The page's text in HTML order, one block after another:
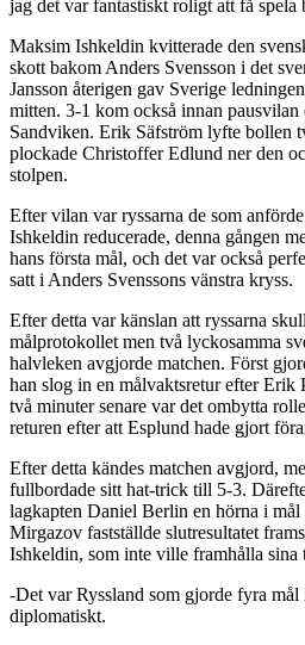
jag det var fantastiskt roligt att få spela
Maksim Ishkeldin kvitterade den
skott bakom Anders Svensson i det
Jansson återigen gav Sverige
mitten. 3-1 kom också innan pausvilan
Sandviken. Erik Säfström lyfte bollen
plockade Christoffer Edlund ner den
stolpen.
Efter vilan var ryssarna de som
Ishkeldin reducerade, denna gången
hans första mål, och det var också
satt i Anders Svenssons vänstra kryss.
Efter detta var känslan att ryssarna
målprotokollet men två lyckosamma
halvleken avgjorde matchen. Först
han slog in en målvaktsretur efter Erik
två minuter senare var det ombytta
returen efter att Esplund hade gjort
Efter detta kändes matchen avgjord,
fullbordade sitt hat-trick till 5-3.
lagkapten Daniel Berlin en hörna i
Mirgazov fastställde slutresultatet
Ishkeldin, som inte ville framhålla sina
-Det var Ryssland som gjorde fyra
diplomatiskt.